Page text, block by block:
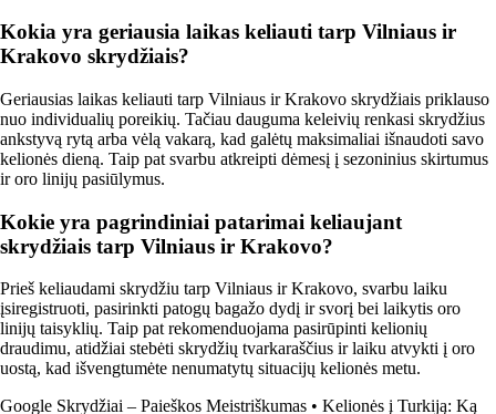
Kokia yra geriausia laikas keliauti tarp Vilniaus ir
Krakovo skrydžiais?
Geriausias laikas keliauti tarp Vilniaus ir Krakovo skrydžiais priklauso
nuo individualių poreikių. Tačiau dauguma keleivių renkasi skrydžius
ankstyvą rytą arba vėlą vakarą, kad galėtų maksimaliai išnaudoti savo
kelionės dieną. Taip pat svarbu atkreipti dėmesį į sezoninius skirtumus
ir oro linijų pasiūlymus.
Kokie yra pagrindiniai patarimai keliaujant
skrydžiais tarp Vilniaus ir Krakovo?
Prieš keliaudami skrydžiu tarp Vilniaus ir Krakovo, svarbu laiku
įsiregistruoti, pasirinkti patogų bagažo dydį ir svorį bei laikytis oro
linijų taisyklių. Taip pat rekomenduojama pasirūpinti kelionių
draudimu, atidžiai stebėti skrydžių tvarkaraščius ir laiku atvykti į oro
uostą, kad išvengtumėte nenumatytų situacijų kelionės metu.
Google Skrydžiai – Paieškos Meistriškumas • Kelionės į Turkiją: Ką